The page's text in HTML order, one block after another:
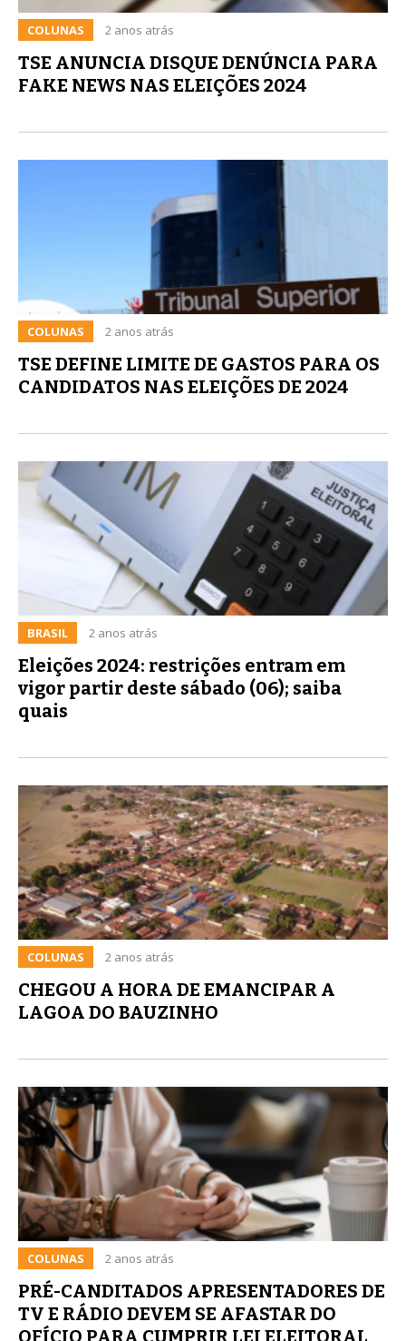
COLUNAS 2 anos atrás
TSE ANUNCIA DISQUE DENÚNCIA PARA
FAKE NEWS NAS ELEIÇÕES 2024
COLUNAS 2 anos atrás
TSE DEFINE LIMITE DE GASTOS PARA OS
CANDIDATOS NAS ELEIÇÕES DE 2024
BRASIL 2 anos atrás
Eleições 2024: restrições entram em
vigor partir deste sábado (06); saiba
quais
COLUNAS 2 anos atrás
CHEGOU A HORA DE EMANCIPAR A
LAGOA DO BAUZINHO
COLUNAS 2 anos atrás
PRÉ-CANDITADOS APRESENTADORES DE
TV E RÁDIO DEVEM SE AFASTAR DO
OFÍCIO PARA CUMPRIR LEI ELEITORAL